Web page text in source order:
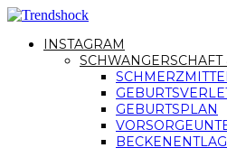
INSTAGRAM
SCHWANGERSCHAFT
GEBURTSPLAN